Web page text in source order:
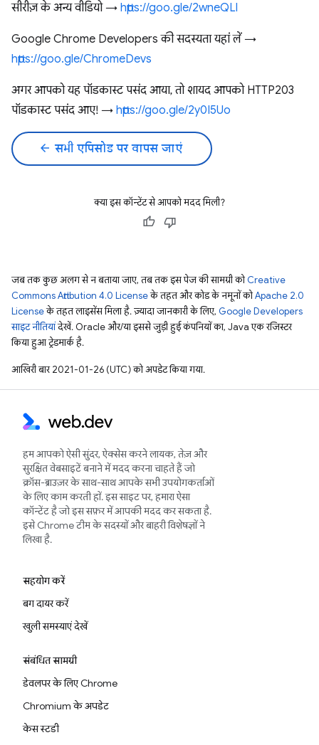
सीरीज़ के अन्य वीडियो → https://goo.gle/2wneQLl
Google Chrome Developers की सदस्यता यहां लें →
https://goo.gle/ChromeDevs
अगर आपको यह पॉडकास्ट पसंद आया, तो शायद आपको HTTP203
पॉडकास्ट पसंद आए! → https://goo.gle/2y0I5Uo
arrow_back सभी एपिसोड पर वापस जाएं
क्या इस कॉन्टेंट से आपको मदद मिली?
जब तक कुछ अलग से न बताया जाए, तब तक इस पेज की सामग्री कोCreative
Commons Attribution 4.0 Licenseके तहत और कोड के नमूनों कोApache 2.0
Licenseके तहत लाइसेंस मिला है. ज़्यादा जानकारी के लिए, Google Developers
साइट नीतियांदेखें. Oracle और/या इससे जुड़ी हुई कंपनियों का, Java एक रजिस्टर
किया हुआ ट्रेडमार्क है.
आखिरी बार 2021-01-26 (UTC) को अपडेट किया गया.
हम आपको ऐसी सुंदर, ऐक्सेस करने लायक, तेज़ और
सुरक्षित वेबसाइटें बनाने में मदद करना चाहते हैं जो
क्रॉस-ब्राउज़र के साथ-साथ आपके सभी उपयोगकर्ताओं
के लिए काम करती हों. इस साइट पर, हमारा ऐसा
कॉन्टेंट है जो इस सफ़र में आपकी मदद कर सकता है.
इसे Chrome टीम के सदस्यों और बाहरी विशेषज्ञों ने
लिखा है.
सहयोग करें
बग दायर करें
खुली समस्याएं देखें
संबंधित सामग्री
डेवलपर के लिए Chrome
Chromium के अपडेट
केस स्टडी